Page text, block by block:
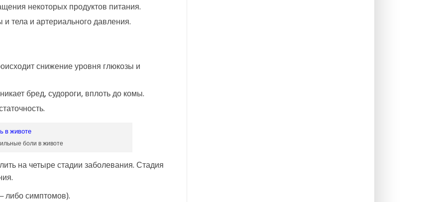
некоторых продуктов питания.
тела и артериального давления.
снижение уровня глюкозы и
бред, судороги, вплоть до комы.
боли в животе
на четыре стадии заболевания. Стадия
либо симптомов).